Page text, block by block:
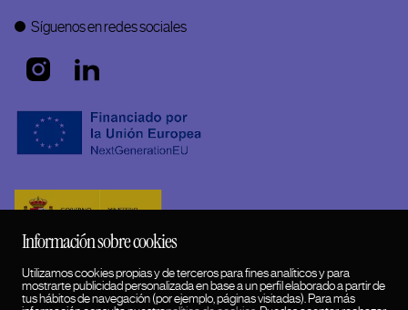
Síguenos en redes sociales
Información sobre cookies
Utilizamos cookies propias y de terceros para fines analíticos y para
mostrarte publicidad personalizada en base a un perfil elaborado a partir de
tus hábitos de navegación (por ejemplo, páginas visitadas). Para más